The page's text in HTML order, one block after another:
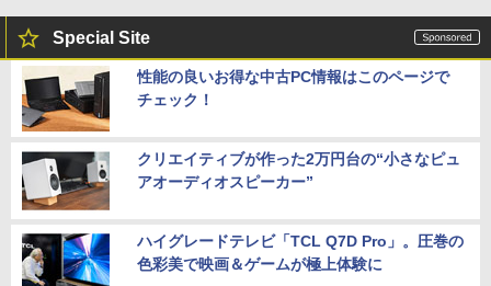
Special Site
性能の良いお得な中古PC情報はこのページで
チェック！
クリエイティブが作った2万円台の“小さなピュ
アオーディオスピーカー”
ハイグレードテレビ「TCL Q7D Pro」。圧巻の
色彩美で映画＆ゲームが極上体験に